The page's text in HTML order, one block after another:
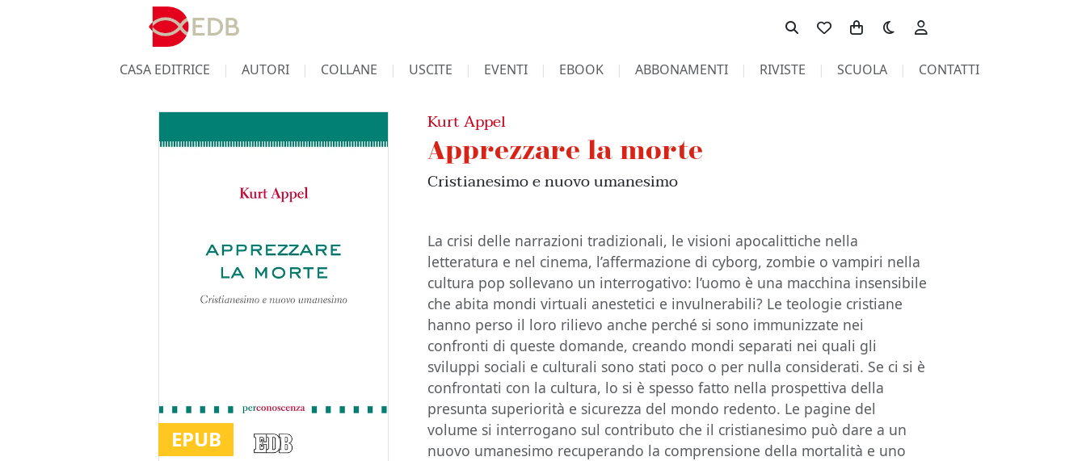
Toggle theme
CASA EDITRICE AUTORI COLLANE USCITE EVENTI EBOOK ABBONAMENTI RIVISTE SCUOLA CONTATTI
EPUB
Kurt Appel
Apprezzare la morte
Cristianesimo e nuovo umanesimo
La crisi delle narrazioni tradizionali, le visioni apocalittiche nella
letteratura e nel cinema, l’affermazione di cyborg, zombie o vampiri nella
cultura pop sollevano un interrogativo: l’uomo è una macchina insensibile
che abita mondi virtuali anestetici e invulnerabili? Le teologie cristiane
hanno perso il loro rilievo anche perché si sono immunizzate nei
confronti di queste domande, creando mondi separati nei quali gli
sviluppi sociali e culturali sono stati poco o per nulla considerati. Se ci si è
confrontati con la cultura, lo si è spesso fatto nella prospettiva della
presunta superiorità e sicurezza del mondo redento. Le pagine del
volume si interrogano sul contributo che il cristianesimo può dare a un
nuovo umanesimo recuperando la comprensione della mortalità e uno